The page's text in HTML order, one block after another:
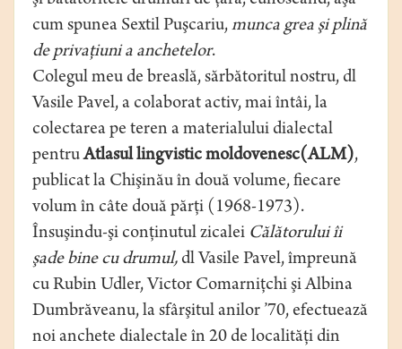
cum spunea Sextil Puşcariu,munca grea şi plină
de privaţiuni a anchetelor.
Colegul meu de breaslă, sărbătoritul nostru, dl
Vasile Pavel, a colaborat activ, mai întâi, la
colectarea pe teren a materialului dialectal
pentruAtlasul lingvistic moldovenesc(ALM),
publicat la Chişinău în două volume, fiecare
volum în câte două părţi (1968-1973).
Însuşindu-şi conţinutul zicalei Călătorului îi
şade bine cu drumul, dl Vasile Pavel, împreună
cu Rubin Udler, Victor Comarniţchi şi Albina
Dumbrăveanu, la sfârşitul anilor ’70, efectuează
noi anchete dialectale în 20 de localităţi din